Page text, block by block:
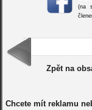
(na
Zpět na
Chcete mít reklamu